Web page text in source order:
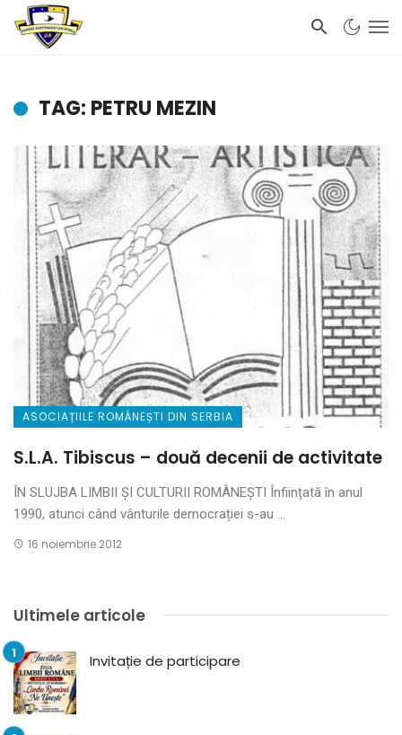
TAG: PETRU MEZIN
ASOCIAȚIILE ROMÂNEȘTI DIN SERBIA
S.L.A. Tibiscus – două decenii de activitate
ÎN SLUJBA LIMBII ȘI CULTURII ROMÂNEȘTI Înființată în anul
1990, atunci când vânturile democrației s-au ...
16 noiembrie 2012
Ultimele articole
Invitație de participare